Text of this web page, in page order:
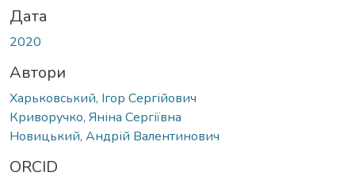
Дата
2020
Автори
Харьковський, Ігор Сергійович
Криворучко, Яніна Сергіївна
Новицький, Андрій Валентинович
ORCID